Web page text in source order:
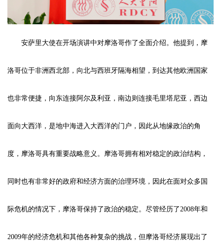
安萨里大使在开场演讲中对摩洛哥作了全面介绍。他提到，摩
洛哥位于非洲西北部，向北与西班牙隔海相望，到达其他欧洲国家
也非常便捷，向东连接阿尔及利亚，南边则连接毛里塔尼亚，西边
面向大西洋，是地中海进入大西洋的门户，因此从地缘政治的角
度，摩洛哥具有重要战略意义。摩洛哥拥有相对稳定的政治结构，
同时也有非常好的政府和经济方面的治理环境，因此在面对众多国
际危机的情况下，摩洛哥保持了政治的稳定。尽管经历了2008年和
2009年的经济危机和其他各种复杂的挑战，但摩洛哥经济展现出了